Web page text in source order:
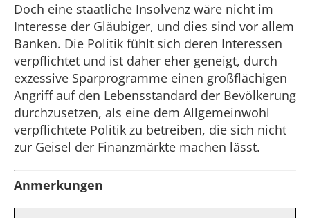
Doch eine staatliche Insolvenz wäre nicht im
Interesse der Gläubiger, und dies sind vor allem
Banken. Die Politik fühlt sich deren Interessen
verpflichtet und ist daher eher geneigt, durch
exzessive Sparprogramme einen großflächigen
Angriff auf den Lebensstandard der Bevölkerung
durchzusetzen, als eine dem Allgemeinwohl
verpflichtete Politik zu betreiben, die sich nicht
zur Geisel der Finanzmärkte machen lässt.
Anmerkungen